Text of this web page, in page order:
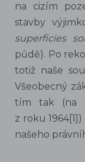
na cizím
stavby
superficies
půdě). Po
totiž naše
Všeobecný
tím tak (na
z roku
našeho